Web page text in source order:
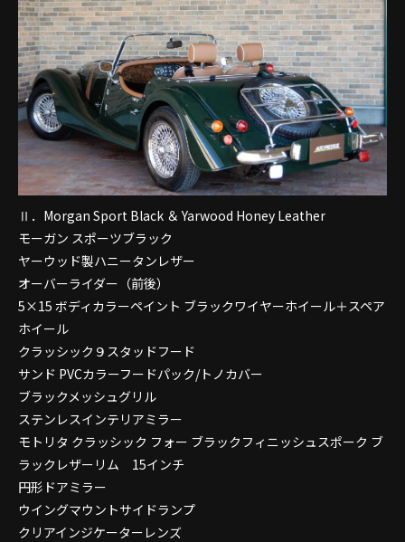
Ⅱ．Morgan Sport Black ＆ Yarwood Honey Leather
モーガン スポーツブラック
ヤーウッド製ハニータンレザー
オーバーライダー（前後）
5×15 ボディカラーペイント ブラックワイヤーホイール＋スペア
ホイール
クラッシック９スタッドフード
サンド PVCカラーフードパック/トノカバー
ブラックメッシュグリル
ステンレスインテリアミラー
モトリタ クラッシック フォー ブラックフィニッシュスポーク ブ
ラックレザーリム 15インチ
円形ドアミラー
ウイングマウントサイドランプ
クリアインジケーターレンズ